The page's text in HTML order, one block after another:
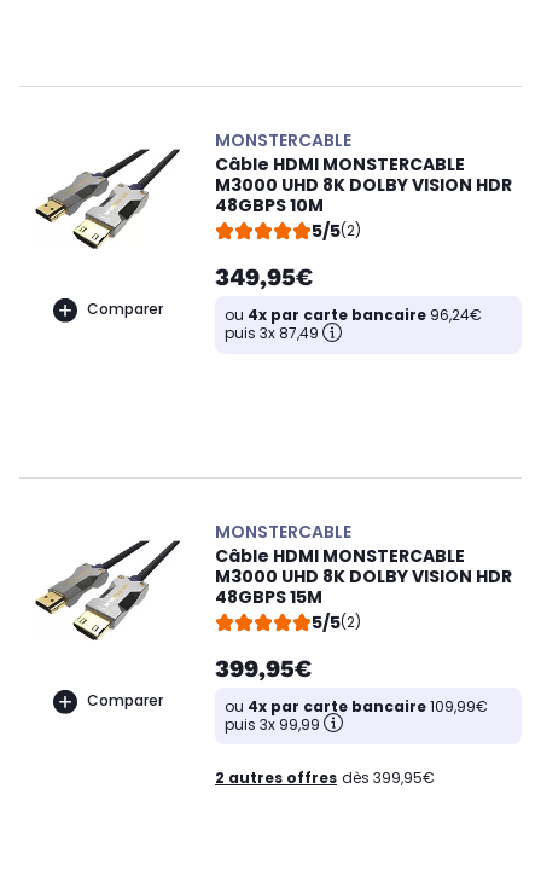
Comparer
MONSTERCABLE
Câble HDMI MONSTERCABLE
M3000 UHD 8K DOLBY VISION HDR
48GBPS 10M
5/5(2)
349,95€
ou 4x par carte bancaire 96,24€
puis 3x 87,49
Comparer
MONSTERCABLE
Câble HDMI MONSTERCABLE
M3000 UHD 8K DOLBY VISION HDR
48GBPS 15M
5/5(2)
399,95€
ou 4x par carte bancaire109,99€
puis 3x 99,99
2 autres offres dès 399,95€